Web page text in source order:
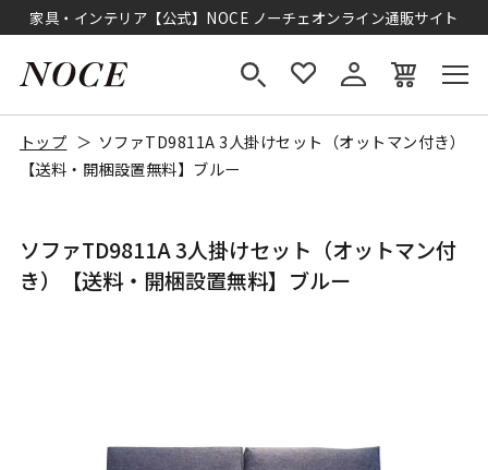
家具・インテリア【公式】NOCE ノーチェオンライン通販サイト
トップ
ソファTD9811A 3人掛けセット（オットマン付き）
【送料・開梱設置無料】ブルー
ソファTD9811A 3人掛けセット（オットマン付
き）【送料・開梱設置無料】ブルー